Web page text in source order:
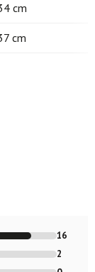
cm
cm
16
2